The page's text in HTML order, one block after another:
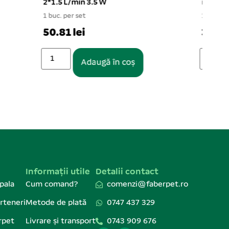
ml
1 buc. per set
36.34 lei
Adaugă în coș
Informații utile
Cum comand?
Metode de plată
Livrare și transport
Detalii contact
comenzi@faberpet.ro
0747 437 329
0743 909 676